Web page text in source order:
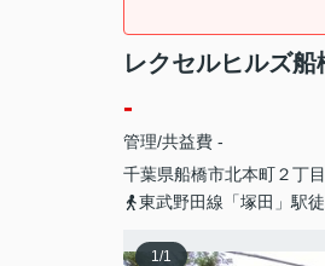
レクセルヒルズ
-
管理/共益費 -
千葉県船橋市北本町２丁
東武野田線「塚田」駅
1/1